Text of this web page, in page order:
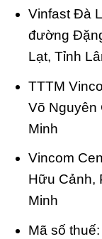
Vinfast Đà
đường
Lạt, Tỉnh
TTTM
Võ Nguyên
Minh
Vincom
Hữu Cảnh,
Minh
Mã số